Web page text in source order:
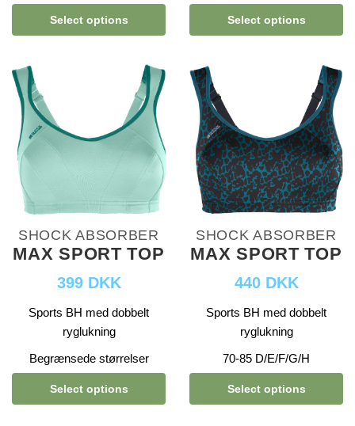
Select options Select options
SHOCK ABSORBER
MAX SPORT TOP
399 DKK
Sports BH med dobbelt
ryglukning
Begrænsede størrelser
Select options
SHOCK ABSORBER
MAX SPORT TOP
440 DKK
Sports BH med dobbelt
ryglukning
70-85 D/E/F/G/H
Select options